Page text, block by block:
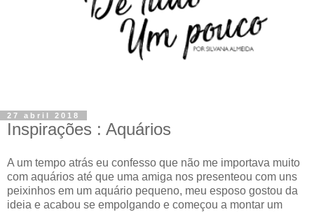
27 abril 2018
Inspirações : Aquários
A um tempo atrás eu confesso que não me importava muito
com aquários até que uma amiga nos presenteou com uns
peixinhos em um aquário pequeno, meu esposo gostou da
ideia e acabou se empolgando e começou a montar um